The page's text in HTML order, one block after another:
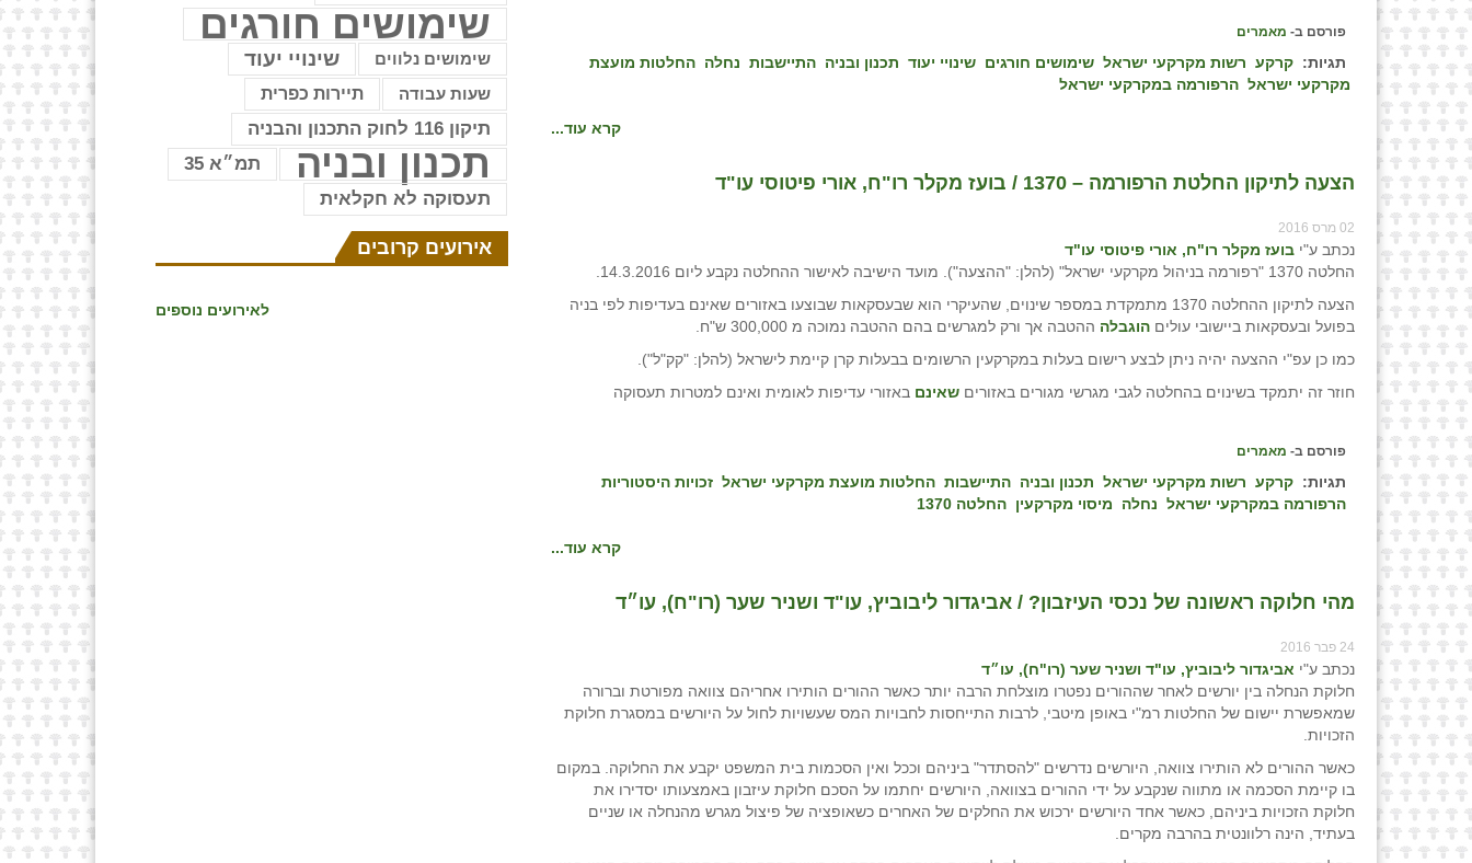
פורסם ב- מאמרים
תגיות: קרקע רשות מקרקעי ישראל שימושים חורגים שינויי יעוד תכנון ובניה התיישבות נחלה החלטות מועצת
מקרקעי ישראל הרפורמה במקרקעי ישראל
קרא עוד...
הצעה לתיקון החלטת הרפורמה – 1370 / בועז מקלר רו"ח, אורי פיטוסי עו"ד
02 מרס 2016
נכתב ע"י בועז מקלר רו"ח, אורי פיטוסי עו"ד
החלטה 1370 "רפורמה בניהול מקרקעי ישראל" (להלן: "ההצעה"). מועד הישיבה לאישור ההחלטה נקבע ליום 14.3.2016.
הצעה לתיקון ההחלטה 1370 מתמקדת במספר שינוים, שהעיקרי הוא שבעסקאות שבוצעו באזורים שאינם בעדיפות לפי בניה
בפועל ובעסקאות ביישובי עולים הוגבלה ההטבה אך ורק למגרשים בהם ההטבה נמוכה מ 300,000 ש"ח.
כמו כן עפ"י ההצעה יהיה ניתן לבצע רישום בעלות במקרקעין הרשומים בבעלות קרן קיימת לישראל (להלן: "קק"ל").
חוזר זה יתמקד בשינוים בהחלטה לגבי מגרשי מגורים באזורים שאינם באזורי עדיפות לאומית ואינם למטרות תעסוקה
פורסם ב- מאמרים
תגיות: קרקע רשות מקרקעי ישראל תכנון ובניה התיישבות החלטות מועצת מקרקעי ישראל זכויות היסטוריות
הרפורמה במקרקעי ישראל נחלה מיסוי מקרקעין החלטה 1370
קרא עוד...
מהי חלוקה ראשונה של נכסי העיזבון? / אביגדור ליבוביץ, עו"ד ושניר שער (רו"ח), עו״ד
24 פבר 2016
נכתב ע"י אביגדור ליבוביץ, עו"ד ושניר שער (רו"ח), עו״ד
חלוקת הנחלה בין יורשים לאחר שההורים נפטרו מוצלחת הרבה יותר כאשר ההורים הותירו אחריהם צוואה מפורטת וברורה
שמאפשרת יישום של החלטות רמ"י באופן מיטבי, לרבות התייחסות לחבויות המס שעשויות לחול על היורשים במסגרת חלוקת
הזכויות.
כאשר ההורים לא הותירו צוואה, היורשים נדרשים "להסתדר" ביניהם וככל ואין הסכמות בית המשפט יקבע את החלוקה. במקום
בו קיימת הסכמה או מתווה שנקבע על ידי ההורים בצוואה, היורשים יחתמו על הסכם חלוקת עיזבון באמצעותו יסדירו את
חלוקת הזכויות ביניהם, כאשר אחד היורשים ירכוש את החלקים של האחרים כשאופציה של פיצול מגרש מהנחלה או שניים
בעתיד, הינה רלוונטית בהרבה מקרים.
שימושים חורגים
שימושים נלווים שינויי יעוד
שעות עבודה תיירות כפרית
תיקון 116 לחוק התכנון והבניה
תכנון ובניה
תמ״א 35
תעסוקה לא חקלאית
אירועים קרובים
לאירועים נוספים